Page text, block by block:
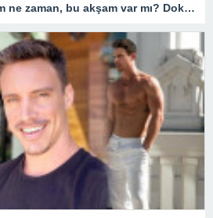
Dokuz Oğuz yeni bölüm ne zaman, bu akşam var mı? Dokuz Oğuz hangi gün yayınlanıyor? 18 Mart Fox TV yayın akışı